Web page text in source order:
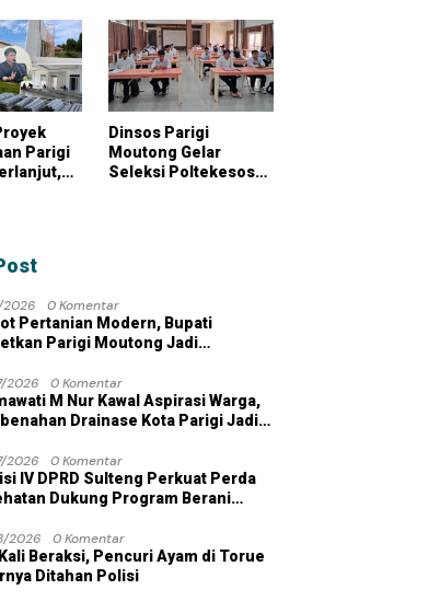
Bersama KPK
Parigi
Dinsos Parigi
Moutong Gelar
Seleksi Poltekesos
2026
0 Komentar
Pertanian Modern, Bupati
Parigi Moutong Jadi
2026
0 Komentar
M Nur Kawal Aspirasi Warga,
Drainase Kota Parigi Jadi
2026
0 Komentar
IV DPRD Sulteng Perkuat Perda
Dukung Program Berani
2026
0 Komentar
Beraksi, Pencuri Ayam di Torue
Ditahan Polisi